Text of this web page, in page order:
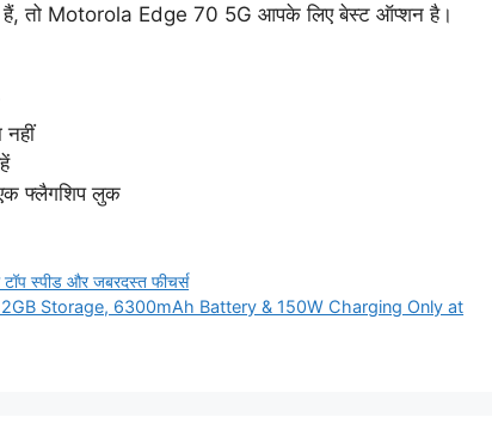
तो Motorola Edge 70 5G आपके लिए बेस्ट ऑप्शन है।
नहीं
फ्लैगशिप लुक
स्पीड और जबरदस्त फीचर्स
Storage, 6300mAh Battery & 150W Charging Only at